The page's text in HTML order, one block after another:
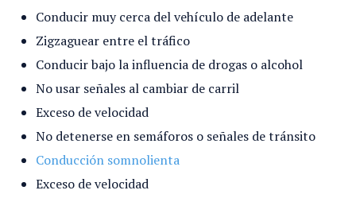
Conducir muy cerca del vehículo de adelante
Zigzaguear entre el tráfico
Conducir bajo la influencia de drogas o alcohol
No usar señales al cambiar de carril
Exceso de velocidad
No detenerse en semáforos o señales de tránsito
Conducción somnolienta
Exceso de velocidad